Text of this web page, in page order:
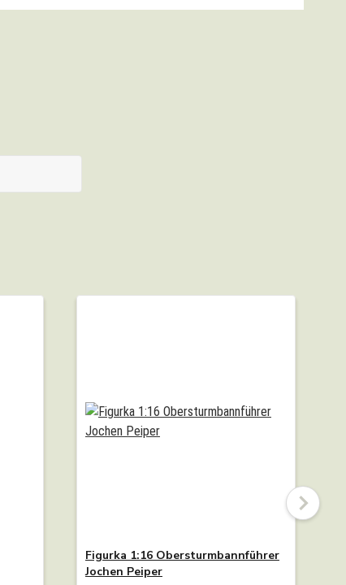
Figurka 1:16 Obersturmbannführer
Jochen Peiper